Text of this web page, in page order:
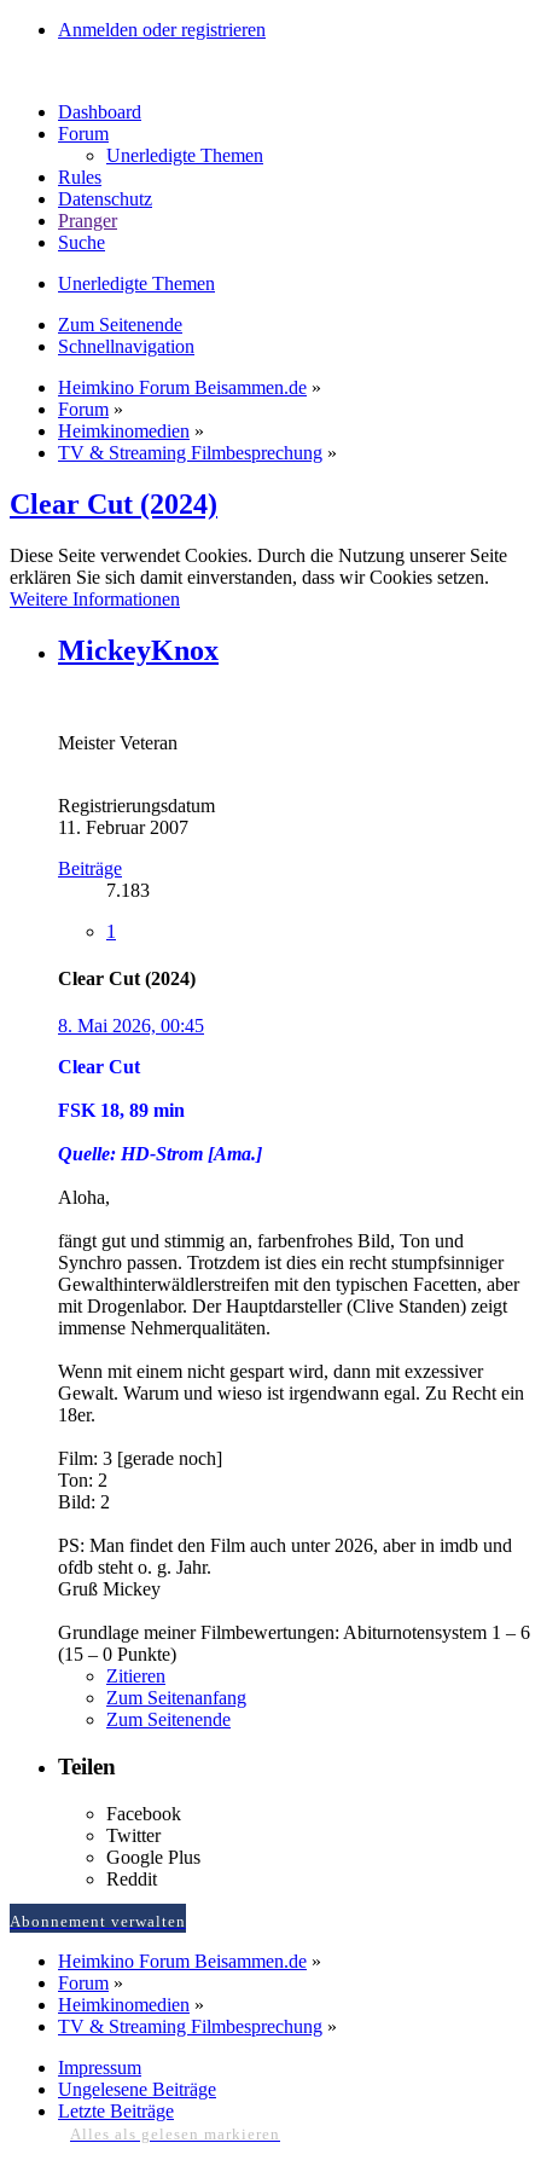
Anmelden oder registrieren
Dashboard
Forum
Unerledigte Themen
Rules
Datenschutz
Pranger
Suche
Unerledigte Themen
Zum Seitenende
Schnellnavigation
Heimkino Forum Beisammen.de »
Forum »
Heimkinomedien »
TV & Streaming Filmbesprechung »
Clear Cut (2024)
Diese Seite verwendet Cookies. Durch die Nutzung unserer Seite
erklären Sie sich damit einverstanden, dass wir Cookies setzen.
Weitere Informationen
MickeyKnox
Meister Veteran
Registrierungsdatum
11. Februar 2007
Beiträge
7.183
1
Clear Cut (2024)
8. Mai 2026, 00:45
Clear Cut
FSK 18, 89 min
Quelle: HD-Strom [Ama.]
Aloha,
fängt gut und stimmig an, farbenfrohes Bild, Ton und
Synchro passen. Trotzdem ist dies ein recht stumpfsinniger
Gewalthinterwäldlerstreifen mit den typischen Facetten, aber
mit Drogenlabor. Der Hauptdarsteller (Clive Standen) zeigt
immense Nehmerqualitäten.
Wenn mit einem nicht gespart wird, dann mit exzessiver
Gewalt. Warum und wieso ist irgendwann egal. Zu Recht ein
18er.
Film: 3 [gerade noch]
Ton: 2
Bild: 2
PS: Man findet den Film auch unter 2026, aber in imdb und
ofdb steht o. g. Jahr.
Gruß Mickey
Grundlage meiner Filmbewertungen: Abiturnotensystem 1 – 6
(15 – 0 Punkte)
Zitieren
Zum Seitenanfang
Zum Seitenende
Teilen
Facebook
Twitter
Google Plus
Reddit
Abonnement verwalten
Heimkino Forum Beisammen.de »
Forum »
Heimkinomedien »
TV & Streaming Filmbesprechung »
Impressum
Ungelesene Beiträge
Letzte Beiträge
Alles als gelesen markieren